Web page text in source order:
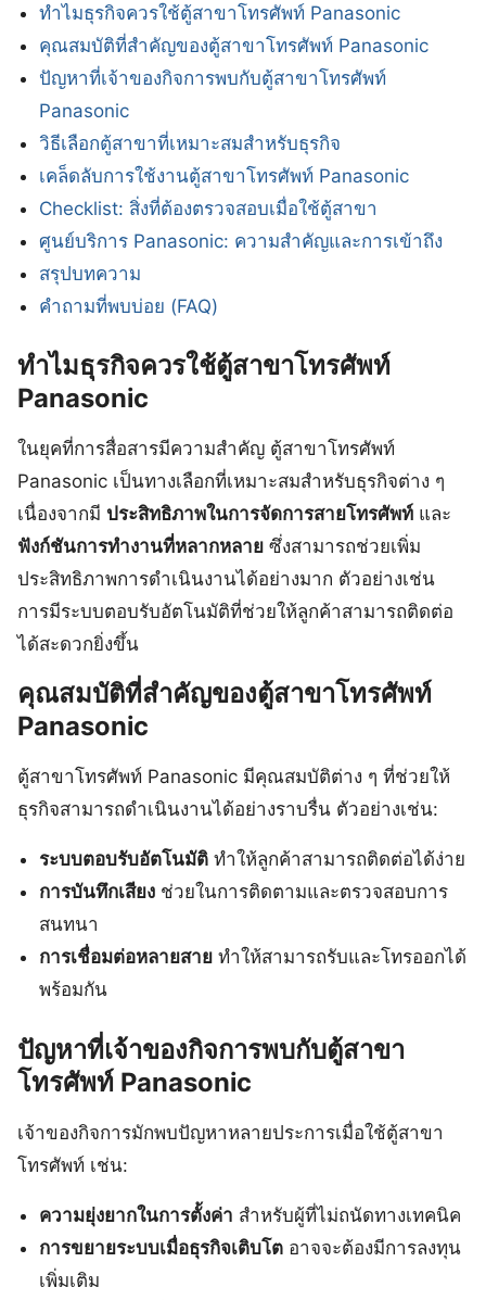
ทำไมธุรกิจควรใช้ตู้สาขาโทรศัพท์ Panasonic
คุณสมบัติที่สำคัญของตู้สาขาโทรศัพท์ Panasonic
ปัญหาที่เจ้าของกิจการพบกับตู้สาขาโทรศัพท์
Panasonic
วิธีเลือกตู้สาขาที่เหมาะสมสำหรับธุรกิจ
เคล็ดลับการใช้งานตู้สาขาโทรศัพท์ Panasonic
Checklist: สิ่งที่ต้องตรวจสอบเมื่อใช้ตู้สาขา
ศูนย์บริการ Panasonic: ความสำคัญและการเข้าถึง
สรุปบทความ
คำถามที่พบบ่อย (FAQ)
ทำไมธุรกิจควรใช้ตู้สาขาโทรศัพท์
Panasonic
ในยุคที่การสื่อสารมีความสำคัญ ตู้สาขาโทรศัพท์
Panasonic เป็นทางเลือกที่เหมาะสมสำหรับธุรกิจต่าง ๆ
เนื่องจากมี ประสิทธิภาพในการจัดการสายโทรศัพท์ และ
ฟังก์ชันการทำงานที่หลากหลาย ซึ่งสามารถช่วยเพิ่ม
ประสิทธิภาพการดำเนินงานได้อย่างมาก ตัวอย่างเช่น
การมีระบบตอบรับอัตโนมัติที่ช่วยให้ลูกค้าสามารถติดต่อ
ได้สะดวกยิ่งขึ้น
คุณสมบัติที่สำคัญของตู้สาขาโทรศัพท์
Panasonic
ตู้สาขาโทรศัพท์ Panasonic มีคุณสมบัติต่าง ๆ ที่ช่วยให้
ธุรกิจสามารถดำเนินงานได้อย่างราบรื่น ตัวอย่างเช่น:
ระบบตอบรับอัตโนมัติ ทำให้ลูกค้าสามารถติดต่อได้ง่าย
การบันทึกเสียง ช่วยในการติดตามและตรวจสอบการ
สนทนา
การเชื่อมต่อหลายสาย ทำให้สามารถรับและโทรออกได้
พร้อมกัน
ปัญหาที่เจ้าของกิจการพบกับตู้สาขา
โทรศัพท์ Panasonic
เจ้าของกิจการมักพบปัญหาหลายประการเมื่อใช้ตู้สาขา
โทรศัพท์ เช่น:
ความยุ่งยากในการตั้งค่า สำหรับผู้ที่ไม่ถนัดทางเทคนิค
การขยายระบบเมื่อธุรกิจเติบโต อาจจะต้องมีการลงทุน
เพิ่มเติม